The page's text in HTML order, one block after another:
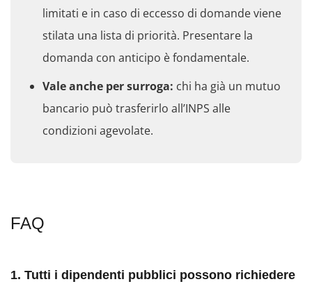
limitati e in caso di eccesso di domande viene
stilata una lista di priorità. Presentare la
domanda con anticipo è fondamentale.
Vale anche per surroga: chi ha già un mutuo
bancario può trasferirlo all’INPS alle
condizioni agevolate.
FAQ
1. Tutti i dipendenti pubblici possono richiedere